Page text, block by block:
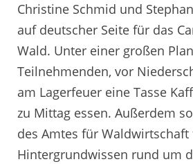
Christine Schmid und
auf deutscher Seite für das
Wald. Unter einer großen
Teilnehmenden, vor
am Lagerfeuer eine Tasse
zu Mittag essen. Außerdem
des Amtes für Waldwirtschaft
Hintergrundwissen rund um